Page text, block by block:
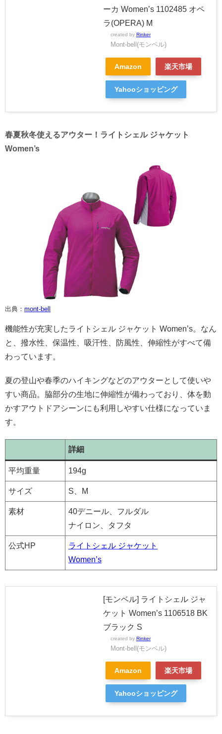
ーカ Women’s 1102485 オペ
ラ(OPERA) M
created by Rinker
Mont-bell(モンベル)
Amazon 楽天市場
Yahooショッピング
春夏秋冬使えるアウター！ライトシェル ジャケット
Women’s
出典： mont-bell
機能性が充実したライトシェル ジャケット Women’s。なん
と、撥水性、保温性、吸汗性、防風性、伸縮性がすべて備
わっています。
夏の登山や春季のハイキングなどのアウターとして使いや
すい商品。脇部分の生地に伸縮性が備わっており、体を動
かすアウトドアシーンにも利用しやすい仕様になっていま
す。
詳細
平均重量 194g
サイズ S、M
素材
40デニール、フルダル
ナイロン、タフタ
公式HP
ライトシェル ジャケット
Women’s
[モンベル] ライトシェル ジャ
ケット Women’s 1106518 BK
ブラック S
created by Rinker
Mont-bell(モンベル)
Amazon 楽天市場
Yahooショッピング